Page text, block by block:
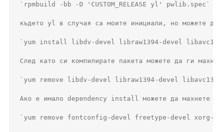
`rpmbuild -bb -D 'CUSTOM_RELEASE yl' pwlib.spec`
където yl в случая са моите инициали, но можете
`yum install libdv-devel libraw1394-devel
След като си компилирате пакета можете да ги
`yum remove libdv-devel libraw1394-devel
Ако е имало dependency install можете да махнете и
`yum remove fontconfig-devel freetype-devel xorg-